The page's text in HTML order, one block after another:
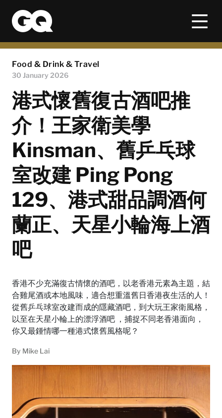
Food & Drink & Travel
30 January 2026
港式懷舊復古酒吧推
介！王家衛美學
Kinsman、舊乒乓球
室改建 Ping Pong
129、港式甜品調酒何
蘭正、天星小輪海上酒
吧
香港不少充滿復古情懷的酒吧，以老香港元素為主題，結
合雞尾酒或本地風味，適合想重溫舊日香港夜生活的人！
從舊乒乓球室改建而成的隱藏酒吧，到大玩王家衛風格，
以至在天星小輪上的漂浮酒吧 ，捕捉不同老香港面向，
你又最鍾情哪一種港式懷舊風格呢？
By Mike Lai